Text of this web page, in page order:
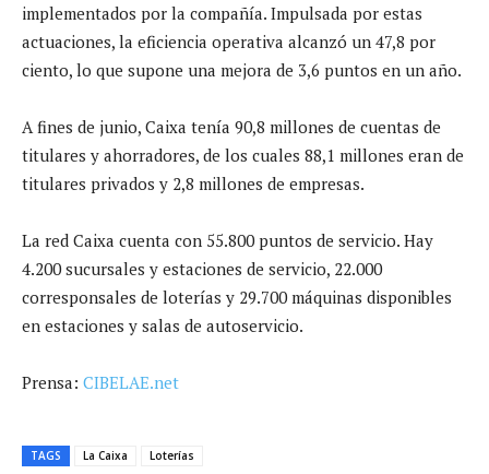
implementados por la compañía. Impulsada por estas
actuaciones, la eficiencia operativa alcanzó un 47,8 por
ciento, lo que supone una mejora de 3,6 puntos en un año.
A fines de junio, Caixa tenía 90,8 millones de cuentas de
titulares y ahorradores, de los cuales 88,1 millones eran de
titulares privados y 2,8 millones de empresas.
La red Caixa cuenta con 55.800 puntos de servicio. Hay
4.200 sucursales y estaciones de servicio, 22.000
corresponsales de loterías y 29.700 máquinas disponibles
en estaciones y salas de autoservicio.
Prensa: CIBELAE.net
TAGS La Caixa Loterías